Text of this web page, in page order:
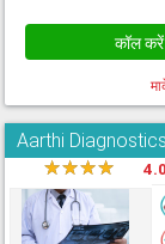
कॉल
Aarthi
★★★★